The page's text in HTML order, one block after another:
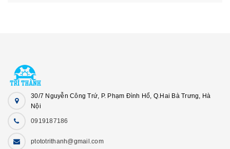
30/7 Nguyễn Công Trứ, P. Phạm Đình Hổ, Q.Hai Bà Trưng, Hà
Nội
0919187186
ptototrithanh@gmail.com